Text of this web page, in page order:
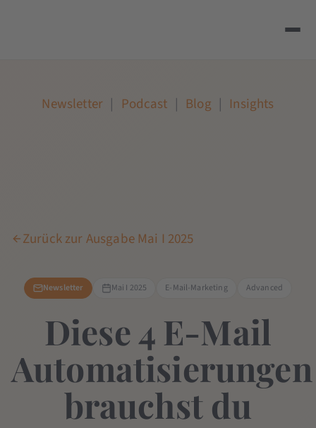
Newsletter | Podcast | Blog | Insights
Zurück zur Ausgabe Mai I 2025
Newsletter Mai I 2025 E-Mail-Marketing Advanced
Diese 4 E-Mail
Automatisierungen
brauchst du